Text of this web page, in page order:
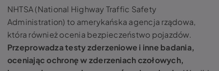
NHTSA (National Highway Traffic Safety
Administration) to amerykańska agencja rządowa,
która również ocenia bezpieczeństwo pojazdów.
Przeprowadza testy zderzeniowe i inne badania,
oceniając ochronę w zderzeniach czołowych,